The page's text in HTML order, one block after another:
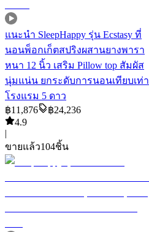
แนะนำ SleepHappy รุ่น Ecstasy ที่
นอนพ็อกเก็ตสปริงผสานยางพารา
หนา 12 นิ้ว เสริม Pillow top สัมผัส
นุ่มแน่น ยกระดับการนอนเทียบเท่า
โรงแรม 5 ดาว
฿11,876 ฿24,236
4.9
|
ขายแล้ว104ชิ้น